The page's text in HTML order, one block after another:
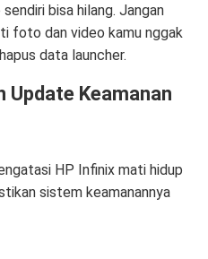
bisa hilang. Jangan
foto dan video kamu nggak
data launcher.
Update Keamanan
HP Infinix mati hidup
sistem keamanannya